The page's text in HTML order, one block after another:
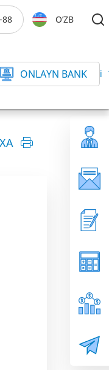
88 O’ZB
Axborot xizmati
ONLAYN BANK